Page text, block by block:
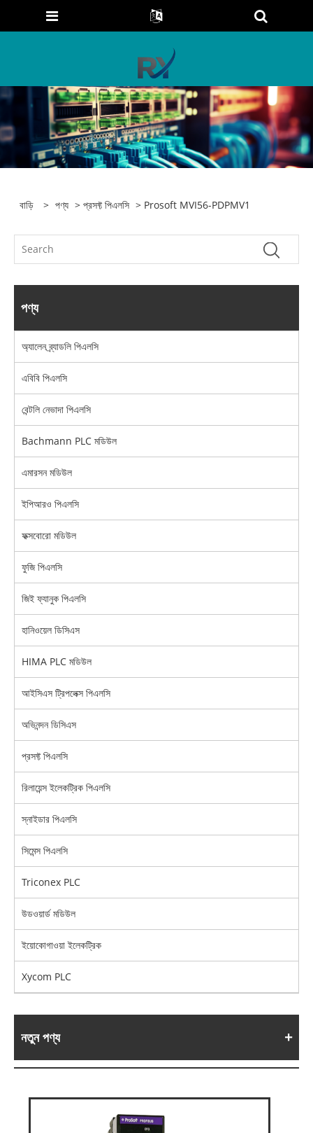
বাড়ি > পণ্য >প্রসফ্ট পিএলসি > Prosoft MVI56-PDPMV1
পণ্য
অ্যালেন ব্র্যাডলি পিএলসি
এবিবি পিএলসি
বেন্টলি নেভাদা পিএলসি
Bachmann PLC মডিউল
এমারসন মডিউল
ইপিআরও পিএলসি
ফক্সবোরো মডিউল
ফুজি পিএলসি
জিই ফ্যানুক পিএলসি
হানিওয়েল ডিসিএস
HIMA PLC মডিউল
আইসিএস ট্রিপলেক্স পিএলসি
অভিনন্দন ডিসিএস
প্রসফ্ট পিএলসি
রিলায়েন্স ইলেকট্রিক পিএলসি
স্নাইডার পিএলসি
সিমেন্স পিএলসি
Triconex PLC
উডওয়ার্ড মডিউল
ইয়োকোগাওয়া ইলেকট্রিক
Xycom PLC
নতুন পণ্য